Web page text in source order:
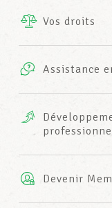
INFO-
Vos droits
Assistance
AXA
Devenir